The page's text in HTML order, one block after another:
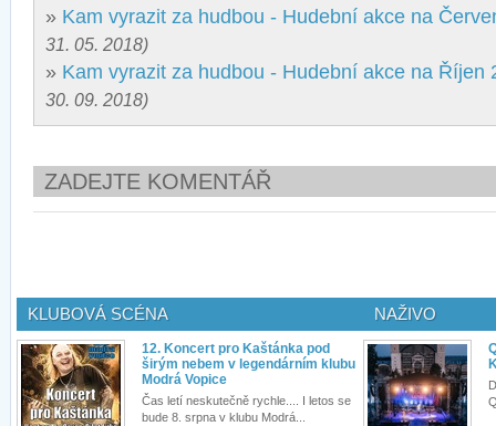
» Kam vyrazit za hudbou - Hudební akce na
31. 05. 2018)
» Kam vyrazit za hudbou - Hudební akce na Říjen
30. 09. 2018)
ZADEJTE KOMENTÁŘ
KLUBOVÁ SCÉNA
12. Koncert pro Kaštánka pod
širým nebem v legendárním klubu
Modrá Vopice
Čas letí neskutečně rychle.... I letos se
bude 8. srpna v klubu Modrá...
NAŽIVO